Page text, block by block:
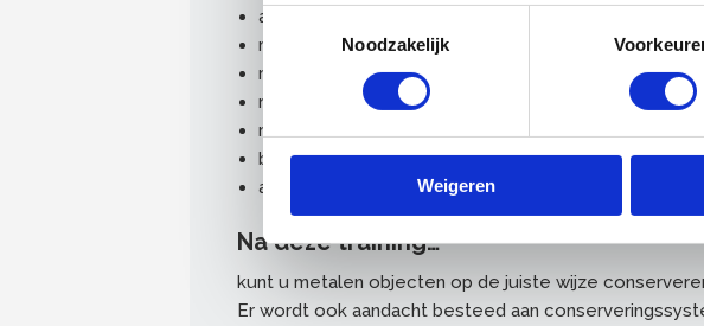
Toestemmingsselectie
Noodzakelijk
Weigeren
arbeidsomstandigheden
milieu
metaal, corrosie en preventie
reinigen en ontvetten
mechanisch voorbehandelen
basiskennis verf
applicatiemethoden: kwasten en rollen
Na deze training…
kunt u metalen objecten op de juiste wijze
Er wordt ook aandacht besteed aan